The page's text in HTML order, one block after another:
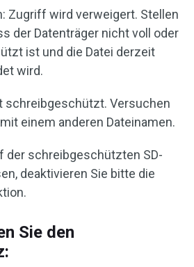
Zugriff wird verweigert. Stellen
der Datenträger nicht voll oder
ist und die Datei derzeit
wird.
schreibgeschützt. Versuchen
einem anderen Dateinamen.
der schreibgeschützten SD-
deaktivieren Sie bitte die
Sie den